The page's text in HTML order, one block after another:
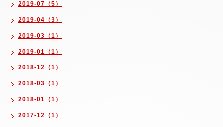
2019-07（5）
2019-04（3）
2019-03（1）
2019-01（1）
2018-12（1）
2018-03（1）
2018-01（1）
2017-12（1）